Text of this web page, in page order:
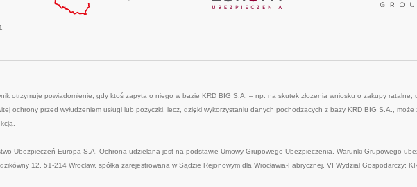
otrzymuje powiadomienie, gdy ktoś zapyta o niego w bazie KRD BIG S.A. – np. na skutek złożenia wniosku o zakupy
ochrony przed wyłudzeniem usługi lub pożyczki, lecz, dzięki wykorzystaniu danych pochodzących z bazy KRD BIG S.A.,
Ubezpieczeń Europa S.A. Ochrona udzielana jest na podstawie Umowy Grupowego Ubezpieczenia. Warunki Grupowego
12, 51-214 Wrocław, spółka zarejestrowana w Sądzie Rejonowym dla Wrocławia-Fabrycznej, VI Wydział Gospodarczy;